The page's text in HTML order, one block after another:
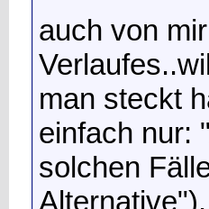
auch von
man steckt
einfach nur:
solchen
Alternative").